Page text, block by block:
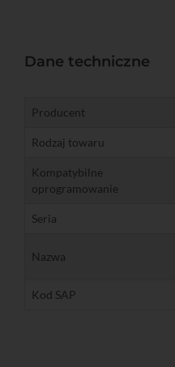
Dane techniczne
Producent
Rodzaj towaru
Kompatybilne
oprogramowanie
Seria
Nazwa
Kod SAP